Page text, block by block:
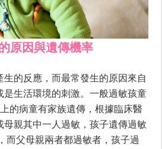
原因與遺傳機率
的反應，而最常發生的原因來自
是生活環境的刺激。一般過敏孩童
的病童有家族遺傳，根據臨床醫
母親其中一人過敏，孩子遺傳過敏
而父母親兩者都過敏者，孩子過